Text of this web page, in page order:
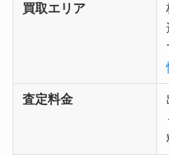
買取エリア
査定料金